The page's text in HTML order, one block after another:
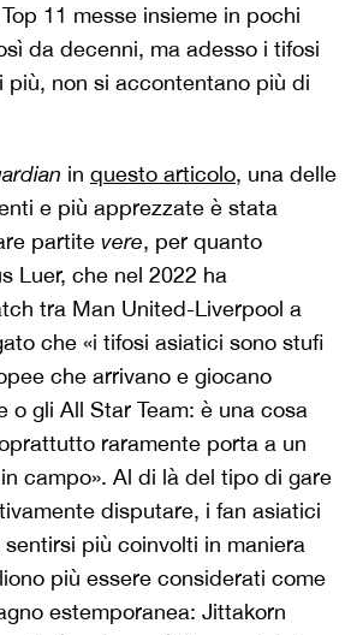
11 messe insieme in pochi
da decenni, ma adesso i tifosi
più, non si accontentano più di
in questo articolo, una delle
e più apprezzate è stata
partite vere, per quanto
Luer, che nel 2022 ha
tra Man United-Liverpool a
che «i tifosi asiatici sono stufi
che arrivano e giocano
o gli All Star Team: è una cosa
raramente porta a un
campo». Al di là del tipo di gare
disputare, i fan asiatici
più coinvolti in maniera
più essere considerati come
estemporanea: Jittakorn